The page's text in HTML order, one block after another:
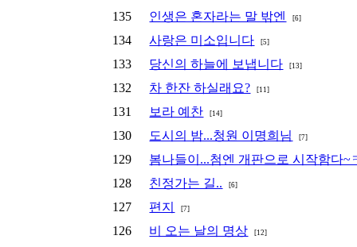
135 인생은 혼자라는 말 밖엔 [6]
134 사랑은 미소입니다 [5]
133 당신의 하늘에 보냅니다 [13]
132 차 한잔 하실래요? [11]
131 보라 예찬 [14]
130 도시의 밤...청원 이명희님 [7]
129
봄나들이...첨엔 개판으로 시작함다~
128
친정가는 길.. [6]
127 편지 [7]
126 비 오는 날의 명상 [12]